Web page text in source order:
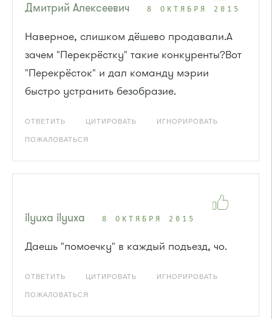
Дмитрий Алексеевич 8 ОКТЯБРЯ 2015
Наверное, слишком дёшево продавали.А
зачем "Перекрёстку" такие конкуренты?Вот
"Перекрёсток" и дал команду мэрии
быстро устранить безобразие.
ОТВЕТИТЬ ЦИТИРОВАТЬ ИГНОРИРОВАТЬ
ПОЖАЛОВАТЬСЯ
ilyuxa ilyuxa 8 ОКТЯБРЯ 2015
Даешь "помоечку" в каждый подъезд, чо.
ОТВЕТИТЬ ЦИТИРОВАТЬ ИГНОРИРОВАТЬ
ПОЖАЛОВАТЬСЯ